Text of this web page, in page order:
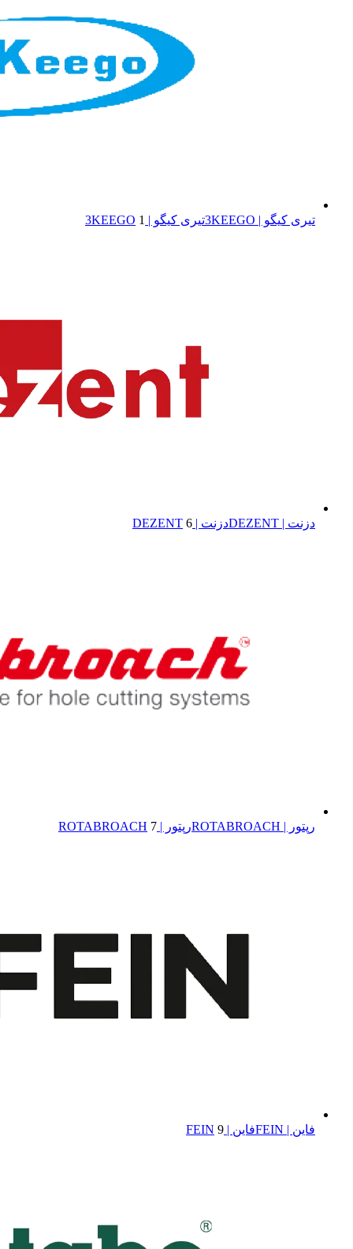
تیری کیگو | 3KEEGO تیری کیگو | 3KEEGO 1
دزنت | DEZENT دزنت | DEZENT 6
رپتور | ROTABROACH رپتور | ROTABROACH 7
فاین | FEIN فاین | FEIN 9